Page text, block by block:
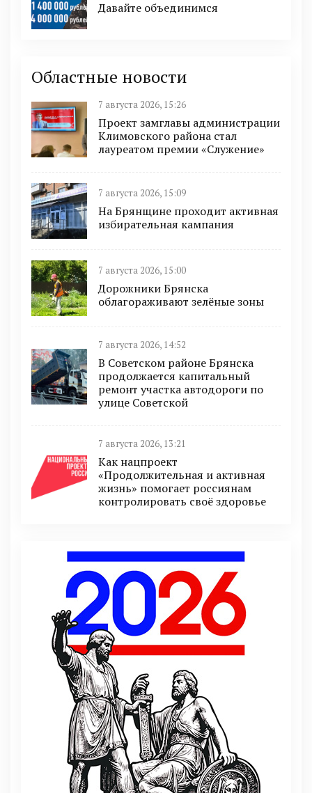
Давайте объединимся
Областные новости
7 августа 2026, 15:26
Проект замглавы администрации
Климовского района стал
лауреатом премии «Служение»
7 августа 2026, 15:09
На Брянщине проходит активная
избирательная кампания
7 августа 2026, 15:00
Дорожники Брянска
облагораживают зелёные зоны
7 августа 2026, 14:52
В Советском районе Брянска
продолжается капитальный
ремонт участка автодороги по
улице Советской
7 августа 2026, 13:21
Как нацпроект
«Продолжительная и активная
жизнь» помогает россиянам
контролировать своё здоровье